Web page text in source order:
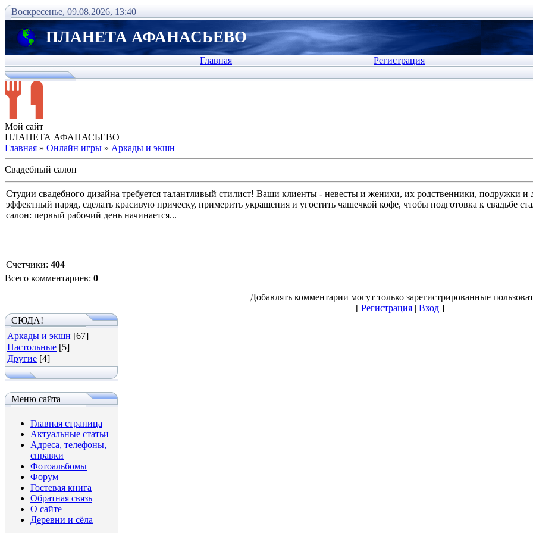
Воскресенье, 09.08.2026, 13:40
ПЛАНЕТА АФАНАСЬЕВО
Главная Регистрация
Мой сайт
ПЛАНЕТА АФАНАСЬЕВО
Главная » Онлайн игры » Аркады и экшн
Свадебный салон
Студии свадебного дизайна требуется талантливый стилист! Ваши клиенты - невесты и женихи, их родственники, подружки и
эффектный наряд, сделать красивую прическу, примерить украшения и угостить чашечкой кофе, чтобы подготовка к свадьбе
салон: первый рабочий день начинается...
Счетчики: 404
Всего комментариев: 0
Добавлять комментарии могут только зарегистрированные
[ Регистрация| Вход]
СЮДА!
Аркады и экшн [67]
Настольные [5]
Другие [4]
Меню сайта
Главная страница
Актуальные статьи
Адреса, телефоны,
справки
Фотоальбомы
Форум
Гостевая книга
Обратная связь
О сайте
Деревни и сёла